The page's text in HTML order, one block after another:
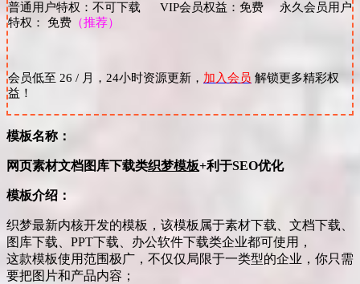
普通用户特权：不可下载 VIP会员权益：免费 永久会员用户
特权： 免费 （推荐）
会员低至 26 / 月，24小时资源更新， 加入会员 解锁更多精彩权
益！
模板名称：
网页素材文档图库下载类织梦模板+利于SEO优化
模板介绍：
织梦最新内核开发的模板，该模板属于素材下载、文档下载、
图库下载、PPT下载、办公软件下载类企业都可使用，
这款模板使用范围极广，不仅仅局限于一类型的企业，你只需
要把图片和产品内容；